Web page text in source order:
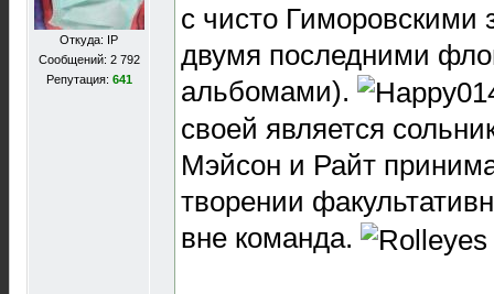
Откуда: IP
Сообщений: 2 792
Репутация: 641
с чисто Гиморовскими
двумя последними
альбомами).
своей является
Мэйсон и Райт
творении
вне команда.